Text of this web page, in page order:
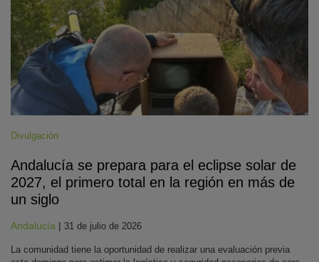
Divulgación
Andalucía se prepara para el eclipse solar de
2027, el primero total en la región en más de
un siglo
Andalucía | 31 de julio de 2026
La comunidad tiene la oportunidad de realizar una evaluación previa